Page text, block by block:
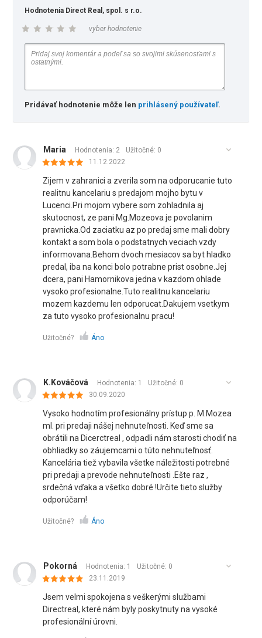
Hodnotenia Direct Real, spol. s r.o.
vyber hodnotenie
Pridávať hodnotenie môže len prihlásený používateľ.
Maria Hodnotenia: 2 Užitočné: 0
11.12.2022
Zijem v zahranici a zverila som na odporucanie tuto
realitnu kancelariu s predajom mojho bytu v
Lucenci.Pri mojom vybere som zohladnila aj
skutocnost, ze pani Mg.Mozeova je povolanim
pravnicka.Od zaciatku az po predaj sme mali dobry
kontakt a som bola o podstatnych veciach vzdy
informovana.Behom dvoch mesiacov sa byt hladko
predal, iba na konci bolo potrabne prist osobne.Jej
dcera, pani Hamornikova jedna v kazdom ohlade
vysoko profesionalne.Tuto realitnu kancelariu
mozem kazdemu len odporucat.Dakujem vsetkym
za tuto vysoko profesionalnu pracu!
Užitočné? Áno
K.Kováčová Hodnotenia: 1 Užitočné: 0
30.09.2020
Vysoko hodnotím profesionálny prístup p. M.Mozea
ml. pri predaji nášej nehnuteľnosti. Keď sme sa
obrátili na Dicerctreal , odpadli nám starosti chodiť na
obhliadky so záujemcami o túto nehnuteľnosť.
Kancelária tiež vybavila všetke náležitosti potrebné
pri predaji a prevode nehnuteľnosti .Ešte raz ,
srdečná vďaka a všetko dobré !Určite tieto služby
odporúčam!
Užitočné? Áno
Pokorná Hodnotenia: 1 Užitočné: 0
23.11.2019
Jsem velmi spokojena s veškerými službami
Directreal, které nám byly poskytnuty na vysoké
profesionální úrovni.